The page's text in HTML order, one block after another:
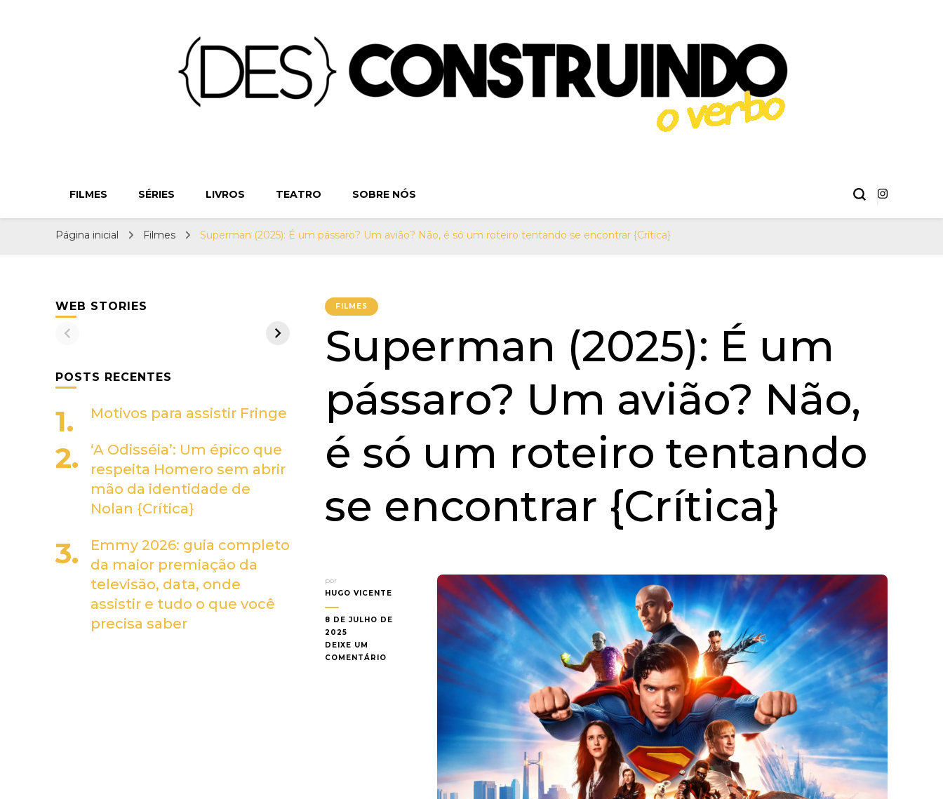
{Des}Construindo o Verbo | Séries, Livros,
Teatro e Cinema
FILMES SÉRIES LIVROS TEATRO SOBRE NÓS
Página inicial Filmes Superman (2025): É um pássaro? Um avião? Não, é só um roteiro tentando se encontrar {Crítica}
FILMES
Superman (2025): É um
pássaro? Um avião? Não,
é só um roteiro tentando
se encontrar {Crítica}
por
HUGO VICENTE
8 DE JULHO DE
2025
DEIXE UM
COMENTÁRIO
WEB STORIES
POSTS RECENTES
Motivos para assistir Fringe
‘A Odisséia’: Um épico que
respeita Homero sem abrir
mão da identidade de
Nolan {Crítica}
Emmy 2026: guia completo
da maior premiação da
televisão, data, onde
assistir e tudo o que você
precisa saber